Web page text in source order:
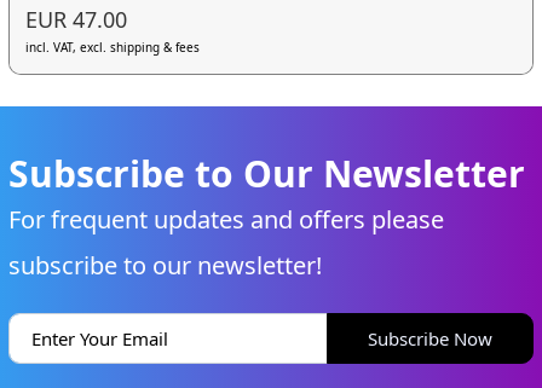
EUR 47.00
incl. VAT, excl. shipping & fees
Subscribe to Our Newsletter
For frequent updates and offers please
subscribe to our newsletter!
Subscribe Now